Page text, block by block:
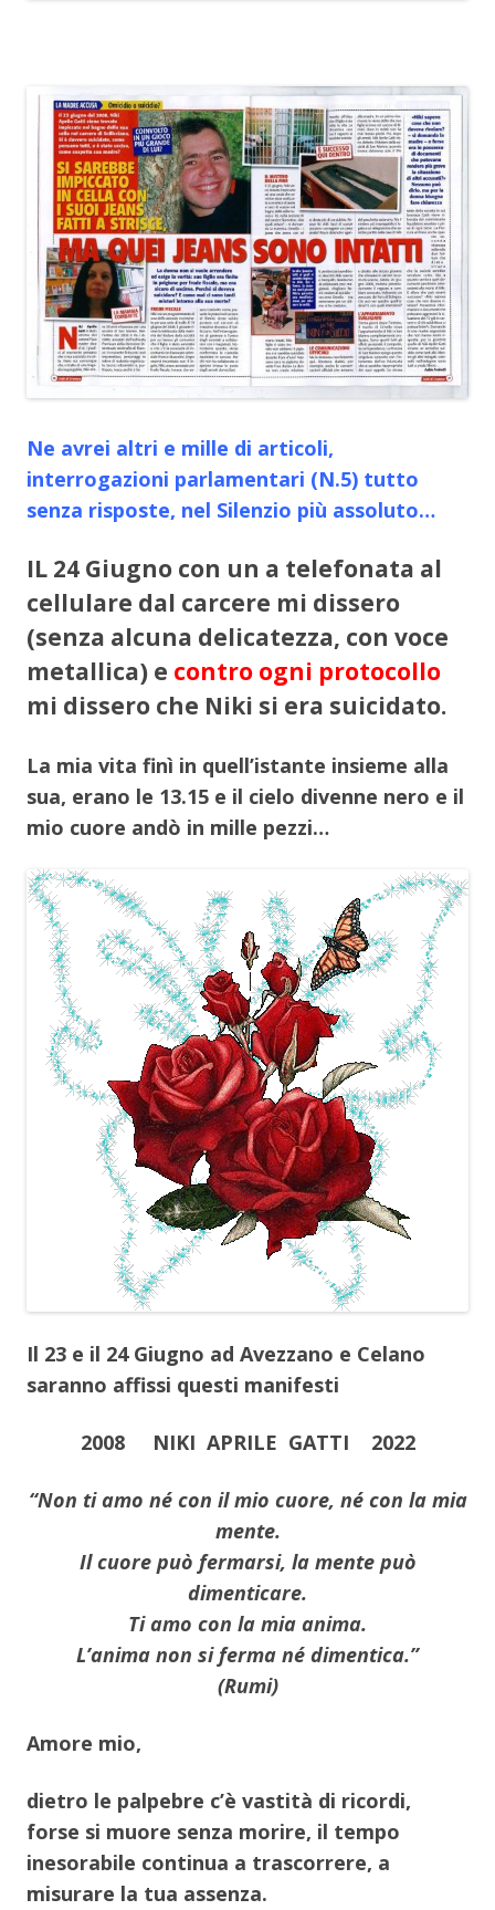
Ne avrei altri e mille di articoli,
interrogazioni parlamentari (N.5) tutto
senza risposte, nel Silenzio più assoluto…
IL 24 Giugno con un a telefonata al
cellulare dal carcere mi dissero
(senza alcuna delicatezza, con voce
metallica) e contro ogni protocollo
mi dissero che Niki si era suicidato.
La mia vita finì in quell’istante insieme alla
sua, erano le 13.15 e il cielo divenne nero e il
mio cuore andò in mille pezzi…
Il 23 e il 24 Giugno ad Avezzano e Celano
saranno affissi questi manifesti
2008 NIKI APRILE GATTI 2022
“Non ti amo né con il mio cuore, né con la mia
mente.
Il cuore può fermarsi, la mente può
dimenticare.
Ti amo con la mia anima.
L’anima non si ferma né dimentica.”
(Rumi)
Amore mio,
dietro le palpebre c’è vastità di ricordi,
forse si muore senza morire, il tempo
inesorabile continua a trascorrere, a
misurare la tua assenza.